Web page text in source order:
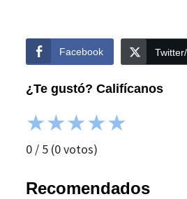
Facebook
¿Te gustó? Califícanos
★★★★★
0 / 5 (0votos)
Recomendados